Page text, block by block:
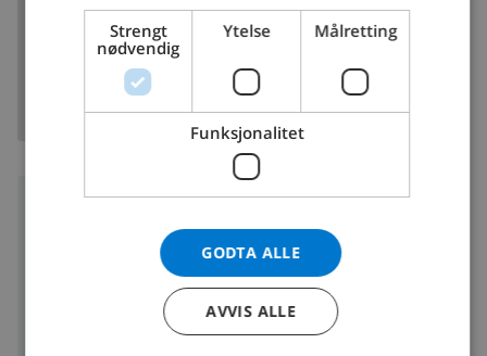
VIS KART
Omgivelser
Nærmeste strand:
Nærmeste butikk:
Nærmeste utested:
Nærmeste restauranter:
NORWEGIAN
Strengt
nødvendig
Ytelse Målretting
Funksjonalitet
GODTA ALLE
AVVIS ALLE